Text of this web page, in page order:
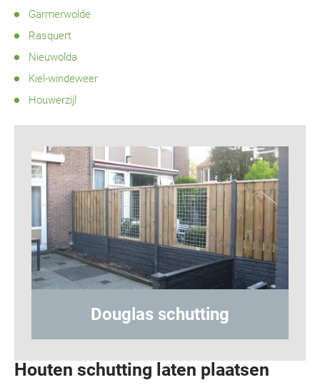
Garmerwolde
Rasquert
Nieuwolda
Kiel-windeweer
Houwerzijl
Hout-betonschutting
Houten schutting laten plaatsen